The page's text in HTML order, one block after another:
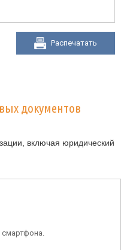
Распечатать
документов
включая юридический